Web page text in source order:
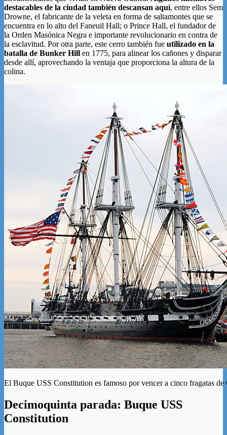
destacables de la ciudad también descansan aquí, entre ellos Sem
Drowne, el fabricante de la veleta en forma de saltamontes que se
encuentra en lo alto del Faneuil Hall; o Prince Hall, el fundador de
la Orden Masónica Negra e importante revolucionario en contra de
la esclavitud. Por otra parte, este cerro también fue utilizado en la
batalla de Bunker Hill en 1775, para alinear los cañones y disparar
desde allí, aprovechando la ventaja que proporciona la altura de la
colina.
El Buque USS Constitution es famoso por vencer a cinco fragatas de
Decimoquinta parada: Buque USS
Constitution